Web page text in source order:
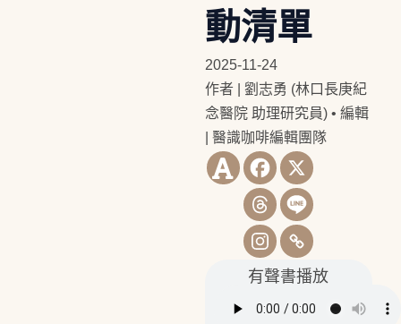
動清單
2025-11-24
作者 | 劉志勇 (林口長庚紀
念醫院 助理研究員)• 編輯
| 醫識咖啡編輯團隊
有聲書播放